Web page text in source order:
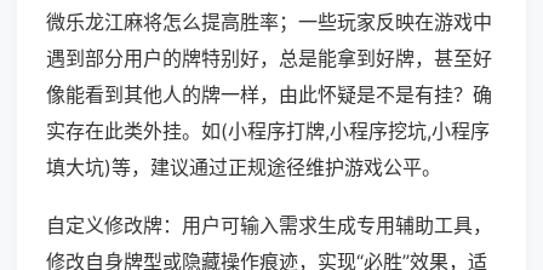
微乐龙江麻将怎么提高胜率；一些玩家反映在游戏中
遇到部分用户的牌特别好，总是能拿到好牌，甚至好
像能看到其他人的牌一样，由此怀疑是不是有挂？确
实存在此类外挂。如(小程序打牌,小程序挖坑,小程序
填大坑)等，建议通过正规途径维护游戏公平。
自定义修改牌：用户可输入需求生成专用辅助工具，
修改自身牌型或隐藏操作痕迹，实现“必胜”效果，适